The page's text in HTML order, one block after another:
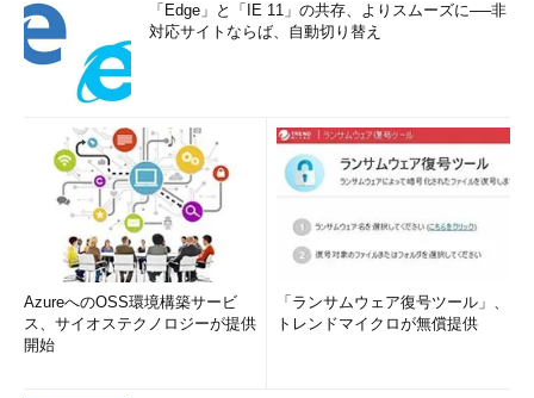
「Edge」と「IE 11」の共存、よりスムーズに──非
対応サイトならば、自動切り替え
AzureへのOSS環境構築サービ
ス、サイオステクノロジーが提供
開始
「ランサムウェア復号ツール」、
トレンドマイクロが無償提供